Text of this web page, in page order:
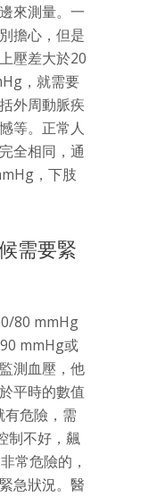
來測量。一
擔心，但是
壓差大於20
，就需要
外周動脈疾
等。正常人
全相同，通
，下肢
需要緊
80 mmHg
mmHg或
測血壓，他
平時的數值
有危險，需
制不好，飆
常危險的，
急狀況。醫